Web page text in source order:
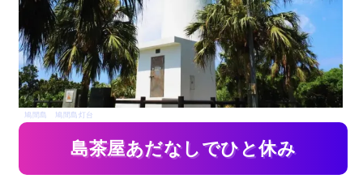
鳩間島 鳩間島灯台
ポイント3
島茶屋あだなしでひと休み